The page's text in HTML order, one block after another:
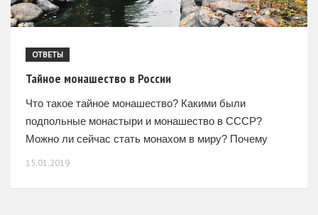
ОТВЕТЫ
Тайное монашество в России
Что такое тайное монашество? Какими были
подпольные монастыри и монашество в СССР?
Можно ли сейчас стать монахом в миру? Почему
15.01.2019